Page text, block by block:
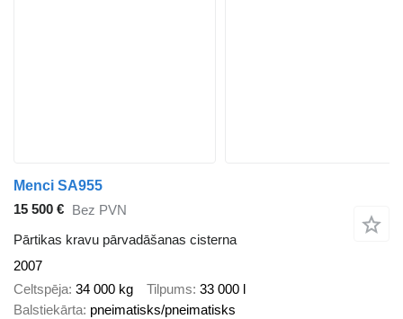
Menci SA955
15 500 € Bez PVN
Pārtikas kravu pārvadāšanas cisterna
2007
Celtspēja 34 000 kg Tilpums 33 000 l
Balstiekārta pneimatisks/pneimatisks